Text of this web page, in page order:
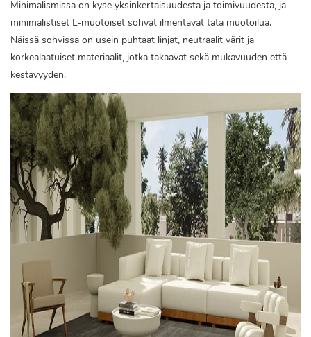
Minimalismissa on kyse yksinkertaisuudesta ja toimivuudesta, ja
minimalistiset L-muotoiset sohvat ilmentävät tätä muotoilua.
Näissä sohvissa on usein puhtaat linjat, neutraalit värit ja
korkealaatuiset materiaalit, jotka takaavat sekä mukavuuden että
kestävyyden.